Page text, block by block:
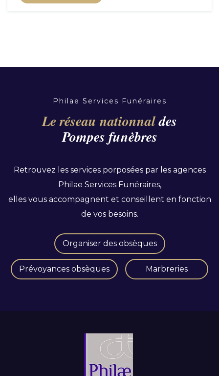
Philae Services Funéraires
Le réseau nationnaldes
Pompes funèbres
Retrouvez les services porposées par les agences
Philae Services Funéraires,
elles vous accompagnent et conseillent en fonction
de vos besoins.
Organiser des obsèques
Prévoyances obsèques Marbreries